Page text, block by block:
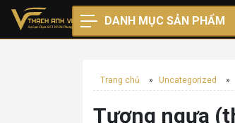
DANH MỤC SẢN PHẨM
Trang chủ » Uncategorized »
Tượng ngựa